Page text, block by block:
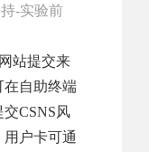
-实验前
站提交来
在自助终端
CSNS风
户卡可通